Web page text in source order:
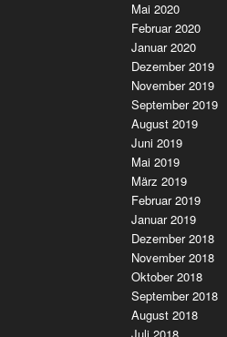
Mai 2020
Februar 2020
Januar 2020
Dezember 2019
November 2019
September 2019
August 2019
Juni 2019
Mai 2019
März 2019
Februar 2019
Januar 2019
Dezember 2018
November 2018
Oktober 2018
September 2018
August 2018